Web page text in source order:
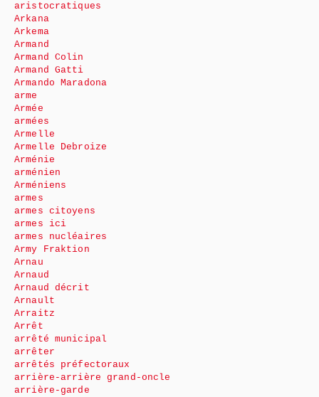
aristocratiques
Arkana
Arkema
Armand
Armand Colin
Armand Gatti
Armando Maradona
arme
Armée
armées
Armelle
Armelle Debroize
Arménie
arménien
Arméniens
armes
armes citoyens
armes ici
armes nucléaires
Army Fraktion
Arnau
Arnaud
Arnaud décrit
Arnault
Arraitz
Arrêt
arrêté municipal
arrêter
arrêtés préfectoraux
arrière-arrière grand-oncle
arrière-garde